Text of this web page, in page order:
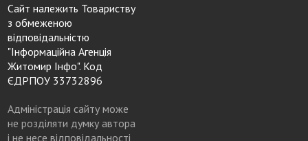
Сайт належить Товариству
з обмеженою
відповідальністю
"Інформаційна Агенція
Житомир Інфо". Код
ЄДРПОУ 33732896
Адміністрація сайту може
не розділяти думку автора
і не несе відповідальності